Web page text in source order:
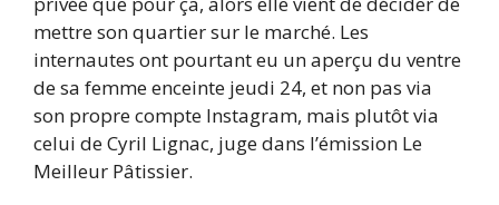
mettre son quartier sur le marché. Les
internautes ont pourtant eu un aperçu du ventre
de sa femme enceinte jeudi 24, et non pas via
son propre compte Instagram, mais plutôt via
celui de Cyril Lignac, juge dans l’émission Le
Meilleur Pâtissier.